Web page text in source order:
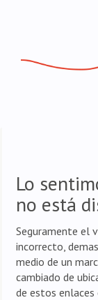
Lo
no está
Seguramente el
incorrecto,
medio de un
cambiado de
de estos